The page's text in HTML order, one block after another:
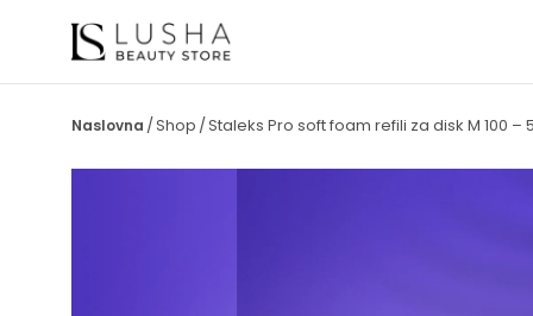
/Shop /Staleks Pro soft foam refili za disk M 100 –